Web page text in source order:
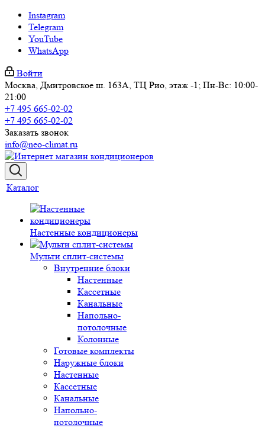
Instagram
Telegram
YouTube
WhatsApp
Войти
Москва, Дмитровское ш. 163А, ТЦ Рио, этаж -1; Пн-Вс: 10:00-
21:00
+7 495 665-02-02
+7 495 665-02-02
Заказать звонок
info@neo-climat.ru
Каталог
Настенные кондиционеры
Мульти сплит-системы
Внутренние блоки
Настенные
Кассетные
Канальные
Напольно-
потолочные
Колонные
Готовые комплекты
Наружные блоки
Настенные
Кассетные
Канальные
Напольно-
потолочные